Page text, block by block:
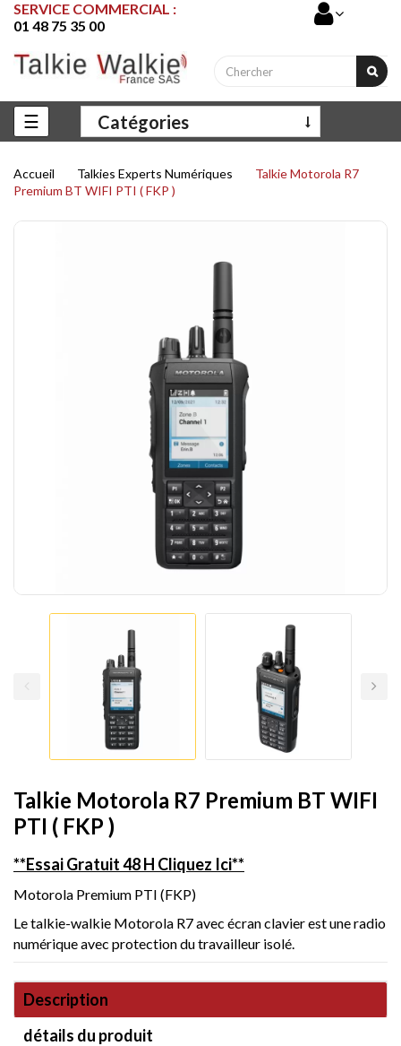
SERVICE COMMERCIAL :
01 48 75 35 00
Catégories
Basculer
la
☰
Accueil Talkies Experts Numériques
Talkie Motorola R7
Premium BT WIFI PTI ( FKP )
Talkie Motorola R7 Premium BT WIFI
PTI ( FKP )
**Essai Gratuit 48 H Cliquez Ici**
Motorola Premium PTI (FKP)
Le talkie-walkie Motorola R7 avec écran clavier est une radio
numérique avec protection du travailleur isolé.
Description
détails du produit